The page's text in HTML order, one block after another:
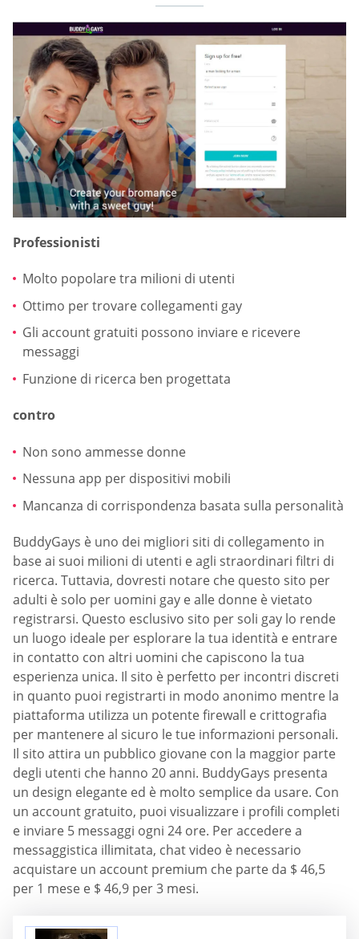
Professionisti
Molto popolare tra milioni di utenti
Ottimo per trovare collegamenti gay
Gli account gratuiti possono inviare e ricevere
messaggi
Funzione di ricerca ben progettata
contro
Non sono ammesse donne
Nessuna app per dispositivi mobili
Mancanza di corrispondenza basata sulla personalità
BuddyGays è uno dei migliori siti di collegamento in
base ai suoi milioni di utenti e agli straordinari filtri di
ricerca. Tuttavia, dovresti notare che questo sito per
adulti è solo per uomini gay e alle donne è vietato
registrarsi. Questo esclusivo sito per soli gay lo rende
un luogo ideale per esplorare la tua identità e entrare
in contatto con altri uomini che capiscono la tua
esperienza unica. Il sito è perfetto per incontri discreti
in quanto puoi registrarti in modo anonimo mentre la
piattaforma utilizza un potente firewall e crittografia
per mantenere al sicuro le tue informazioni personali.
Il sito attira un pubblico giovane con la maggior parte
degli utenti che hanno 20 anni. BuddyGays presenta
un design elegante ed è molto semplice da usare. Con
un account gratuito, puoi visualizzare i profili completi
e inviare 5 messaggi ogni 24 ore. Per accedere a
messaggistica illimitata, chat video è necessario
acquistare un account premium che parte da $ 46,5
per 1 mese e $ 46,9 per 3 mesi.